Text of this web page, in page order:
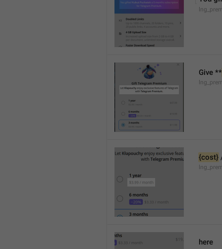
Give **
{cost}
here